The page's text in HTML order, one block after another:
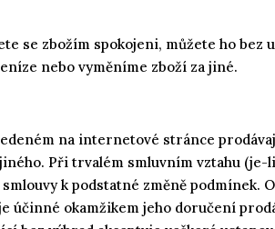
se zbožím spokojeni, můžete ho
nebo vyměníme zboží za jiné.
na internetové stránce
Při trvalém smluvním vztahu
k podstatné změně podmínek.
účinné okamžikem jeho doručení